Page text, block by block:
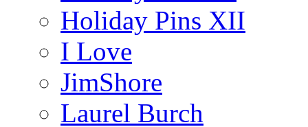
Holiday Pins XII
I Love
JimShore
Laurel Burch